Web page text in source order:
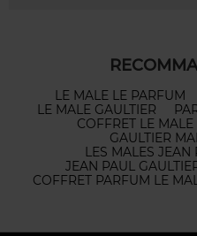
LE MALE LE PARFUM
LE MALE GAULTIER
COFFRET LE MALE
GAULTIER
LES MALES JEAN
JEAN PAUL
COFFRET PARFUM LE